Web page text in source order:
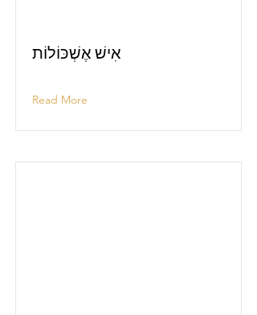
אִישׁ אֶשְׁכּוֹלוֹת
Read More